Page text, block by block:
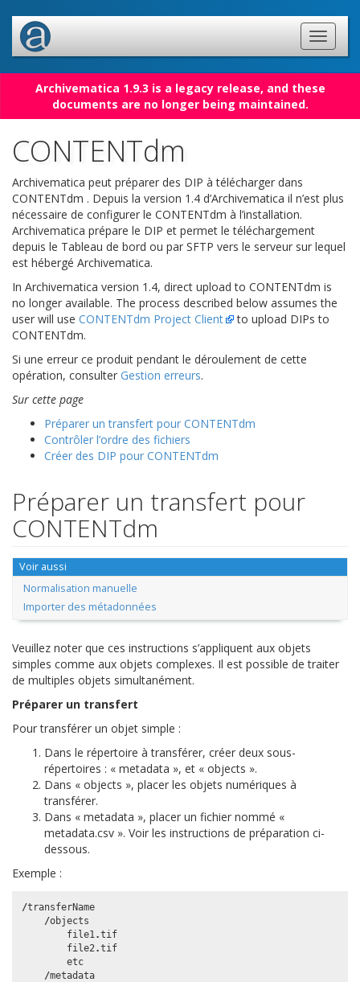
Archivematica 1.9.3 is a legacy release, and these
documents are no longer being maintained.
CONTENTdm
Archivematica peut préparer des DIP à télécharger dans
CONTENTdm . Depuis la version 1.4 d’Archivematica il n’est plus
nécessaire de configurer le CONTENTdm à l’installation.
Archivematica prépare le DIP et permet le téléchargement
depuis le Tableau de bord ou par SFTP vers le serveur sur lequel
est hébergé Archivematica.
In Archivematica version 1.4, direct upload to CONTENTdm is
no longer available. The process described below assumes the
user will use CONTENTdm Project Client
to upload DIPs to
CONTENTdm.
Si une erreur ce produit pendant le déroulement de cette
opération, consulter Gestion erreurs.
Sur cette page
Préparer un transfert pour CONTENTdm
Contrôler l’ordre des fichiers
Créer des DIP pour CONTENTdm
Préparer un transfert pour
CONTENTdm
Voir aussi
Normalisation manuelle
Importer des métadonnées
Veuillez noter que ces instructions s’appliquent aux objets
simples comme aux objets complexes. Il est possible de traiter
de multiples objets simultanément.
Préparer un transfert
Pour transférer un objet simple :
Dans le répertoire à transférer, créer deux sous-
répertoires : « metadata », et « objects ».
Dans « objects », placer les objets numériques à
transférer.
Dans « metadata », placer un fichier nommé «
metadata.csv ». Voir les instructions de préparation ci-
dessous.
Exemple :
/transferName
/objects
file1 .tif
file2 .tif
etc
/metadata